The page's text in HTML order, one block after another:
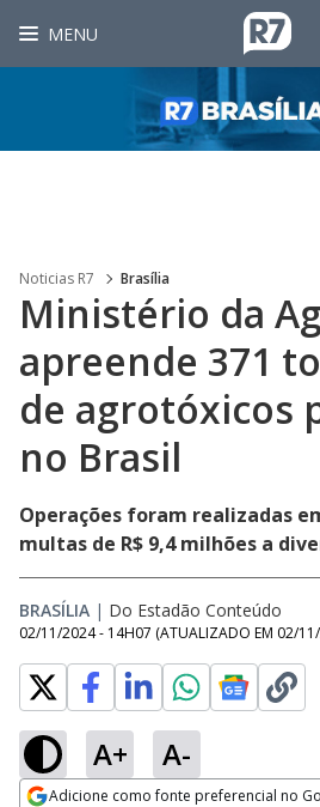
MENU
Noticias R7 Brasília
Ministério da
apreende 371
de agrotóxicos
no Brasil
Operações foram realizadas
multas de R$ 9,4 milhões a
BRASÍLIA | Do Estadão Conteúdo
02/11/2024 - 14H07 (ATUALIZADO EM 02/
A+ A-
Adicione como fonte preferencial no